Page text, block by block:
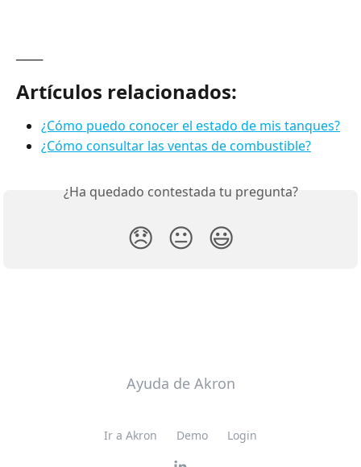
───
Artículos relacionados:
¿Cómo puedo conocer el estado de mis tanques?
¿Cómo consultar las ventas de combustible?
¿Ha quedado contestada tu pregunta?
😞 😐 😃
Ayuda de Akron
Ir a Akron Demo Login